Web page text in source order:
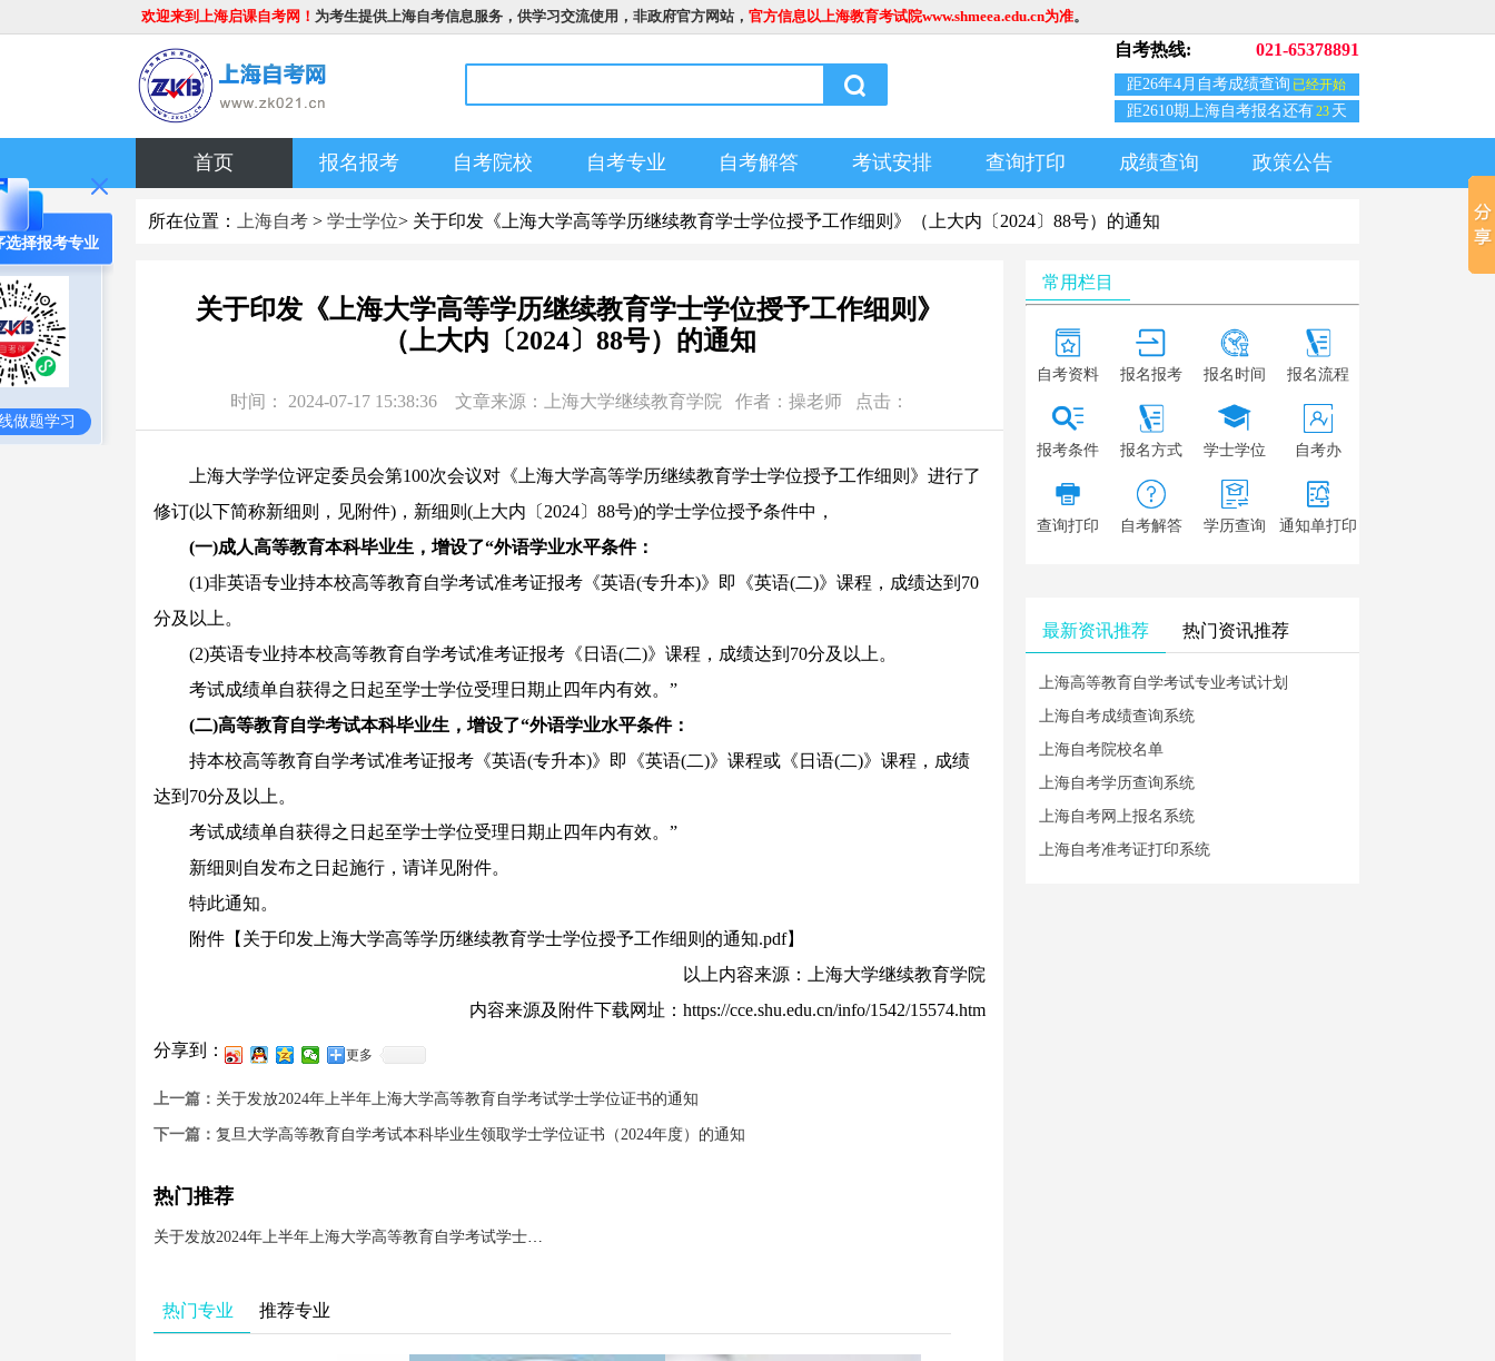
欢迎来到上海启课自考网！ 为考生提供上海自考信息服务，供学习交流使用，非政府官方网站， 官方信息以上海教育考试院www.shmeea.edu.cn为准。
自考热线: 021-65378891
距26年4月自考成绩查询 已经开始
距2610期上海自考报名还有23 天
首页 报名报考 自考院校 自考专业 自考解答 考试安排 查询打印 成绩查询 政策公告
所在位置： 上海自考 > 学士学位> 关于印发《上海大学高等学历继续教育学士学位授予工作细则》（上大内〔2024〕88号）的通知
关于印发《上海大学高等学历继续教育学士学位授予工作细则》
（上大内〔2024〕88号）的通知
时间： 2024-07-17 15:38:36 文章来源：上海大学继续教育学院 作者：操老师 点击：
上海大学学位评定委员会第100次会议对《上海大学高等学历继续教育学士学位授予工作细则》进行了
修订(以下简称新细则，见附件)，新细则(上大内〔2024〕88号)的学士学位授予条件中，
(一)成人高等教育本科毕业生，增设了“外语学业水平条件：
(1)非英语专业持本校高等教育自学考试准考证报考《英语(专升本)》即《英语(二)》课程，成绩达到70
分及以上。
(2)英语专业持本校高等教育自学考试准考证报考《日语(二)》课程，成绩达到70分及以上。
考试成绩单自获得之日起至学士学位受理日期止四年内有效。”
(二)高等教育自学考试本科毕业生，增设了“外语学业水平条件：
持本校高等教育自学考试准考证报考《英语(专升本)》即《英语(二)》课程或《日语(二)》课程，成绩
达到70分及以上。
考试成绩单自获得之日起至学士学位受理日期止四年内有效。”
新细则自发布之日起施行，请详见附件。
特此通知。
附件【关于印发上海大学高等学历继续教育学士学位授予工作细则的通知.pdf】
以上内容来源：上海大学继续教育学院
内容来源及附件下载网址：https://cce.shu.edu.cn/info/1542/15574.htm
分享到： 更多
上一篇： 关于发放2024年上半年上海大学高等教育自学考试学士学位证书的通知
下一篇： 复旦大学高等教育自学考试本科毕业生领取学士学位证书（2024年度）的通知
热门推荐
关于发放2024年上半年上海大学高等教育自学考试学士学位证书的通知
热门专业 推荐专业
常用栏目
自考资料 报名报考 报名时间 报名流程
报考条件 报名方式 学士学位 自考办
查询打印 自考解答 学历查询 通知单打印
最新资讯推荐 热门资讯推荐
上海高等教育自学考试专业考试计划
上海自考成绩查询系统
上海自考院校名单
上海自考学历查询系统
上海自考网上报名系统
上海自考准考证打印系统
选择报考专业
做题学习